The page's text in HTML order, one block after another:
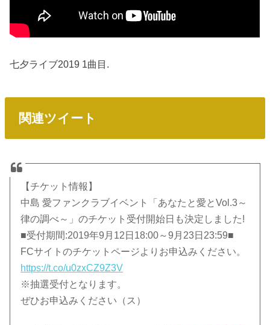
七夕ライブ2019 1曲目.
関連ツイート
【チケット情報】
中島 愛ファンクラブイベント「あなたと愛とVol.3～
律の調べ～」のチケット受付開始日も決定しました!
■受付期間:2019年9月12日18:00～9月23日23:59■
FCサイトのチケットページよりお申込みください。
https://t.co/u0zxCZ9Z3V
※抽選受付となります。
ぜひお申込みください（ス）